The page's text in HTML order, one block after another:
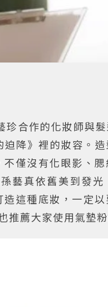
合作的化妝師與
降》裡的妝容。造
僅沒有化眼影、
藝真依舊美到發光
這種底妝，一定
推薦大家使用氣墊粉